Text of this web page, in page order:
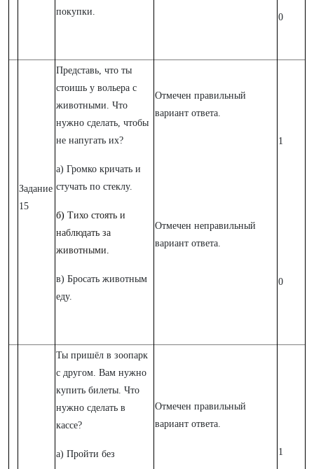
покупки.
0
Задание
15
Представь, что ты
стоишь у вольера с
животными. Что
нужно сделать, чтобы
не напугать их?
а) Громко кричать и
стучать по стеклу.
б) Тихо стоять и
наблюдать за
животными.
в) Бросать животным
еду.
Отмечен правильный
вариант ответа.
Отмечен неправильный
вариант ответа.
1
0
Ты пришёл в зоопарк
с другом. Вам нужно
купить билеты. Что
нужно сделать в
кассе?
а) Пройти без
Отмечен правильный
вариант ответа.
1